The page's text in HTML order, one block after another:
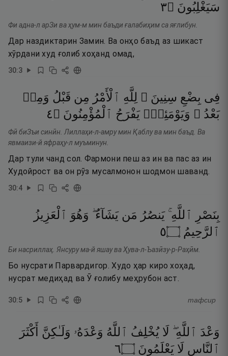
سَيَغْلِبُونَ ۝٣
Фи адна-л арЗи ва ҳум-м мин баъди ғалабиҳим са яғлибун.
Дар наздиктарин Замин. Ва онҳо баъд аз шикаст
хӯрдани худ ғолиб хоҳанд омад,
30:3
فِى بِضْعِ سِنِينَ ۗ لِلَّهِ ٱلْأَمْرُ مِن قَبْلُ وَمِنۢ
بَعْدُ ۚ وَيَوْمَئِذٍۢ يَفْرَحُ ٱلْمُؤْمِنُونَ ۝٤
Фӣ биЗъи синӣн. Лиллаҳи-л-амру мин Қаблу ва мин баъд. Ва
явмаизи-й яфраҳу-л муъминун.
Дар тули чанд сол. Фармони пеш аз ин ва пас аз ин
Худойрост ва он рӯз мусалмонон шодмон шаванд.
30:4
بِنَصْرِ ٱللَّهِ ۚ يَنصُرُ مَن يَشَآءُ ۖ وَهُوَ ٱلْعَزِيزُ
ٱلرَّحِيمُ ۝٥
Би насриллаҳ. Янсуру ма-й яшау ва Ҳува-л-Ъазӣзу-р-Раҳӣм.
Бо нусрати Парвардигор. Худо ҳар киро хоҳад,
нусрат медиҳад ва Ӯ ғолибу меҳрубон аст.
30:5 тафсир
وَعْدَ ٱللَّهِ ۖ لَا يُخْلِفُ ٱللَّهُ وَعْدَهُۥ وَلَـٰكِنَّ أَكْثَرَ
ٱلنَّاسِ لَا يَعْلَمُونَ ۝٦